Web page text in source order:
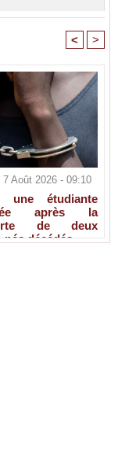
< >
7 Août 2026 - 09:10
une étudiante
après la
de deux
nés décédés